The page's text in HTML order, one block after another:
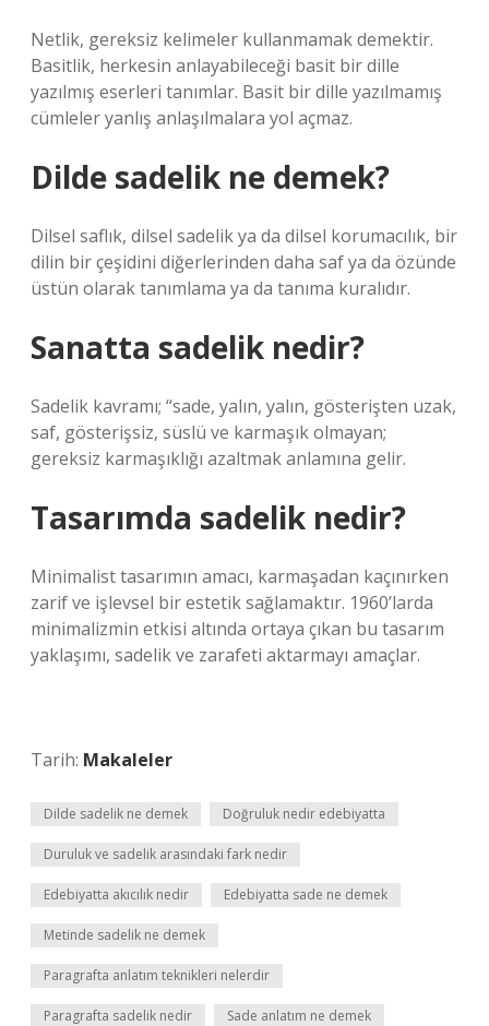
Netlik, gereksiz kelimeler kullanmamak demektir.
Basitlik, herkesin anlayabileceği basit bir dille
yazılmış eserleri tanımlar. Basit bir dille yazılmamış
cümleler yanlış anlaşılmalara yol açmaz.
Dilde sadelik ne demek?
Dilsel saflık, dilsel sadelik ya da dilsel korumacılık, bir
dilin bir çeşidini diğerlerinden daha saf ya da özünde
üstün olarak tanımlama ya da tanıma kuralıdır.
Sanatta sadelik nedir?
Sadelik kavramı; “sade, yalın, yalın, gösterişten uzak,
saf, gösterişsiz, süslü ve karmaşık olmayan;
gereksiz karmaşıklığı azaltmak anlamına gelir.
Tasarımda sadelik nedir?
Minimalist tasarımın amacı, karmaşadan kaçınırken
zarif ve işlevsel bir estetik sağlamaktır. 1960’larda
minimalizmin etkisi altında ortaya çıkan bu tasarım
yaklaşımı, sadelik ve zarafeti aktarmayı amaçlar.
Tarih: Makaleler
Dilde sadelik ne demek Doğruluk nedir edebiyatta
Duruluk ve sadelik arasındaki fark nedir
Edebiyatta akıcılık nedir Edebiyatta sade ne demek
Metinde sadelik ne demek
Paragrafta anlatım teknikleri nelerdir
Paragrafta sadelik nedir Sade anlatım ne demek